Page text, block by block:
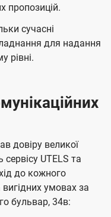
пропозицій.
сучасні
для надання
рівні.
довіру великої
сервісу UTELS та
до кожного
умовах за
бульвар, 34в: